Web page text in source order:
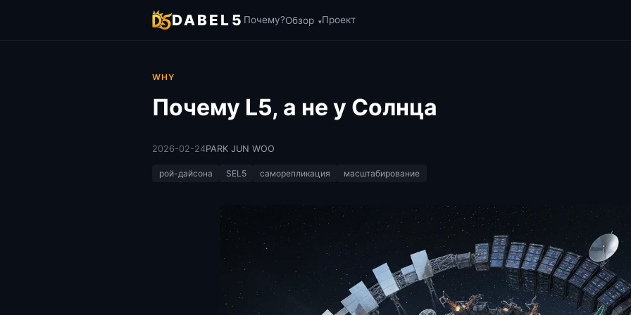
DABEL5 Почему?Обзор ▾Проект
WHY
Почему L5, а не у Солнца
2026-02-24PARK JUN WOO
рой-дайсона SEL5 саморепликация масштабирование